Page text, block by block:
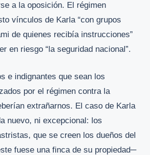
a la oposición. El régimen
vínculos de Karla “con grupos
de quienes recibía instrucciones”
en riesgo “la seguridad nacional”.
e indignantes que sean los
por el régimen contra la
extrañarnos. El caso de Karla
nuevo, ni excepcional: los
que se creen los dueños del
fuese una finca de su propiedad─